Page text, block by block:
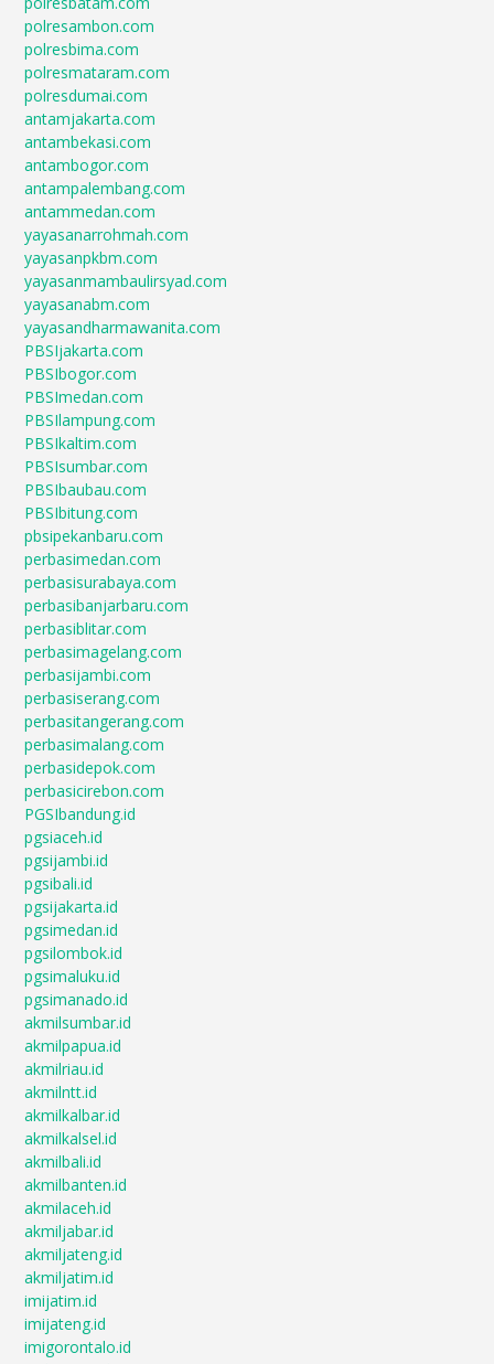
polresambon.com
polresbima.com
polresmataram.com
polresdumai.com
antamjakarta.com
antambekasi.com
antambogor.com
antampalembang.com
antammedan.com
yayasanarrohmah.com
yayasanpkbm.com
yayasanmambaulirsyad.com
yayasanabm.com
yayasandharmawanita.com
PBSIjakarta.com
PBSIbogor.com
PBSImedan.com
PBSIlampung.com
PBSIkaltim.com
PBSIsumbar.com
PBSIbaubau.com
PBSIbitung.com
pbsipekanbaru.com
perbasimedan.com
perbasisurabaya.com
perbasibanjarbaru.com
perbasiblitar.com
perbasimagelang.com
perbasijambi.com
perbasiserang.com
perbasitangerang.com
perbasimalang.com
perbasidepok.com
perbasicirebon.com
PGSIbandung.id
pgsiaceh.id
pgsijambi.id
pgsibali.id
pgsijakarta.id
pgsimedan.id
pgsilombok.id
pgsimaluku.id
pgsimanado.id
akmilsumbar.id
akmilpapua.id
akmilriau.id
akmilntt.id
akmilkalbar.id
akmilkalsel.id
akmilbali.id
akmilbanten.id
akmilaceh.id
akmiljabar.id
akmiljateng.id
akmiljatim.id
imijatim.id
imijateng.id
imigorontalo.id